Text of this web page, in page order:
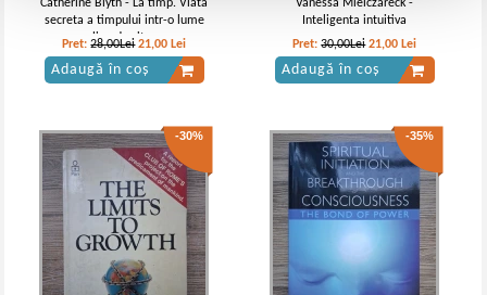
Catherine Blyth - La timp. Viata
secreta a timpului intr-o lume
plina de viteza
Pret:28,00Lei 21,00 Lei
Adaugă în coș
Vanessa Mielczareck -
Inteligenta intuitiva
Pret:30,00Lei 21,00 Lei
Adaugă în coș
-30% -35%